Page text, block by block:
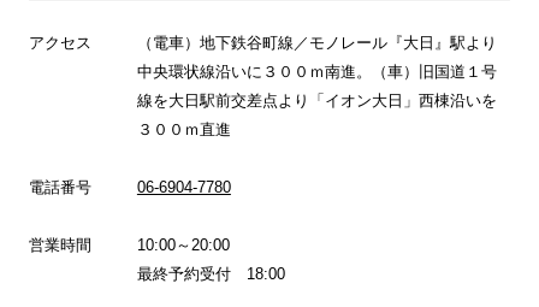
アクセス
（電車）地下鉄谷町線／モノレール『大日』駅より
中央環状線沿いに３００ｍ南進。（車）旧国道１号
線を大日駅前交差点より「イオン大日」西棟沿いを
３００ｍ直進
電話番号 06-6904-7780
営業時間
10:00～20:00
最終予約受付 18:00